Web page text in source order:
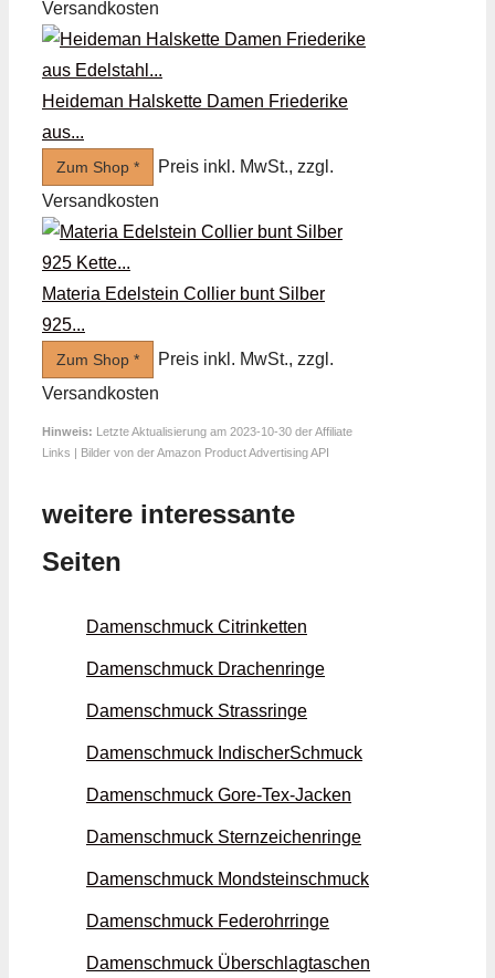
Versandkosten
Heideman Halskette Damen Friederike
aus...
Zum Shop *
Preis inkl. MwSt., zzgl.
Versandkosten
Materia Edelstein Collier bunt Silber
925...
Zum Shop *
Preis inkl. MwSt., zzgl.
Versandkosten
Hinweis: Letzte Aktualisierung am 2023-10-30 der Affiliate
Links | Bilder von der Amazon Product Advertising API
weitere interessante
Seiten
Damenschmuck Citrin­ketten
Damenschmuck Drachen­ringe
Damenschmuck Strass­ringe
Damenschmuck Indischer­Schmuck
Damenschmuck Gore-Tex-Jacken
Damenschmuck Stern­zeichen­ringe
Damenschmuck Mondstein­schmuck
Damenschmuck Feder­ohrringe
Damenschmuck Überschlag­taschen